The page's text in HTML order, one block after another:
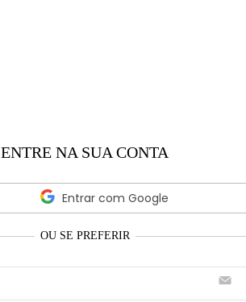
ENTRE NA SUA CONTA
Entrar com Google
OU SE PREFERIR